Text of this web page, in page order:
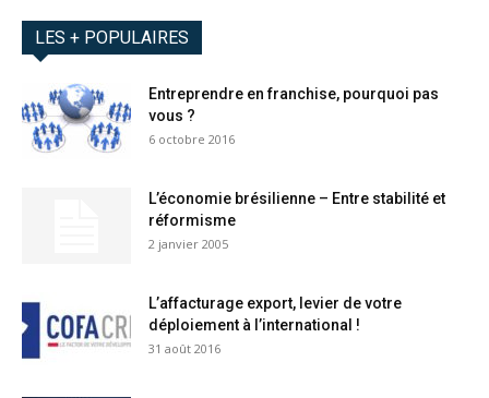
LES + POPULAIRES
Entreprendre en franchise, pourquoi pas
vous ?
6 octobre 2016
L’économie brésilienne – Entre stabilité et
réformisme
2 janvier 2005
L’affacturage export, levier de votre
déploiement à l’international !
31 août 2016